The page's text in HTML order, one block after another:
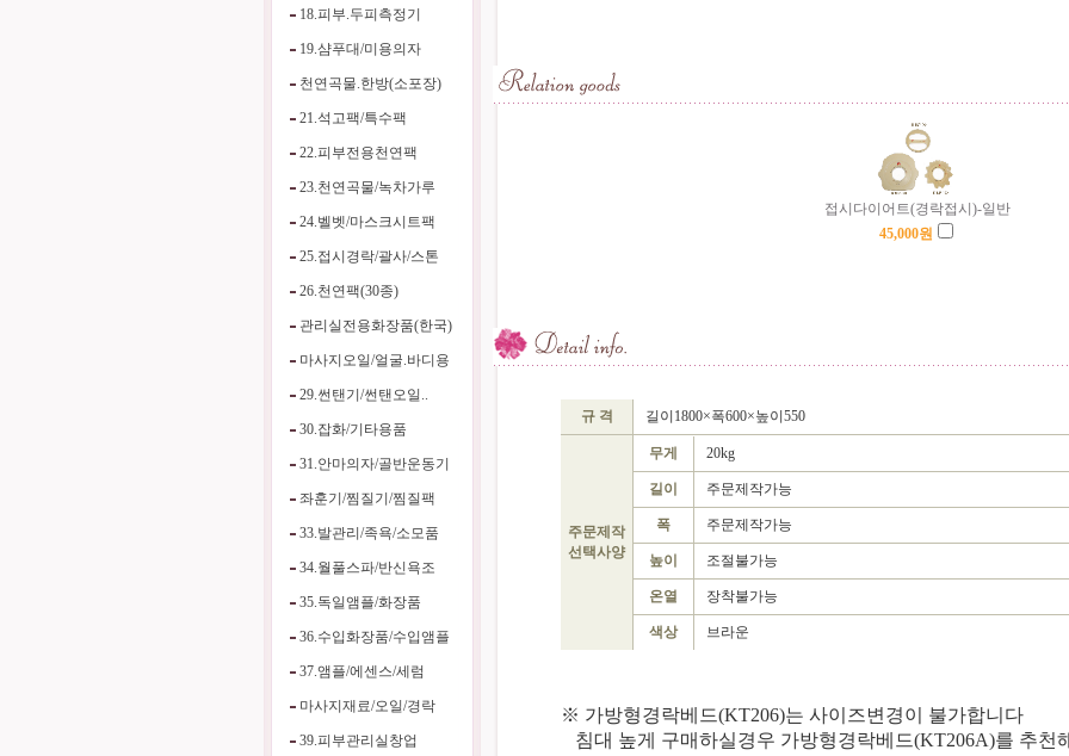
18.피부.두피측정기
19.샴푸대/미용의자
천연곡물.한방(소포장)
21.석고팩/특수팩
22.피부전용천연팩
23.천연곡물/녹차가루
24.벨벳/마스크시트팩
25.접시경락/괄사/스톤
26.천연팩(30종)
관리실전용화장품(한국)
마사지오일/얼굴.바디용
29.썬탠기/썬탠오일..
30.잡화/기타용품
31.안마의자/골반운동기
좌훈기/찜질기/찜질팩
33.발관리/족욕/소모품
34.월풀스파/반신욕조
35.독일앰플/화장품
36.수입화장품/수입앰플
37.앰플/에센스/세럼
마사지재료/오일/경락
39.피부관리실창업
접시다이어트(경락접시)-일반
45,000원
규 격 길이1800×폭600×높이550
주문제작
선택사양
무게 20kg
길이 주문제작가능
폭 주문제작가능
높이 조절불가능
온열 장착불가능
색상 브라운
※ 가방형경락베드(KT206)는 사이즈변경이 불가합니다
침대 높게 구매하실경우 가방형경락베드(KT206A)를 추천